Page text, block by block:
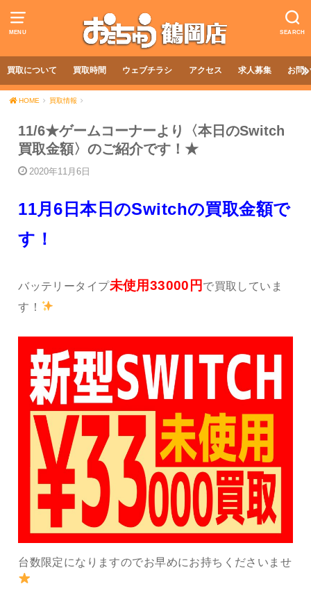
MENU SEARCH
買取について 買取時間 ウェブチラシ アクセス 求人募集 お問
HOME 買取情報
11/6★ゲームコーナーより〈本日のSwitch
買取金額〉のご紹介です！★
2020年11月6日
11月6日本日のSwitchの買取金額で
す！
バッテリータイプ未使用33000円 で買取していま
す！
台数限定になりますのでお早めにお持ちくださいませ